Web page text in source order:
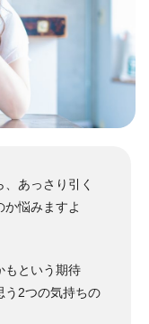
あっさり引く
悩みますよ
もという期待
う2つの気持ちの